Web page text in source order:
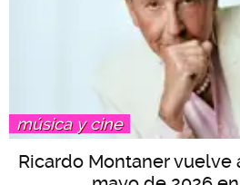
música y cine
Ricardo Montaner vuelve